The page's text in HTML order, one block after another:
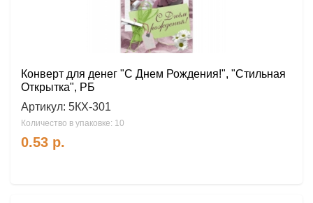
Конверт для денег "С Днем Рождения!", "Стильная
Открытка", РБ
Артикул: 5КХ-301
Количество в упаковке: 10
0.53 р.